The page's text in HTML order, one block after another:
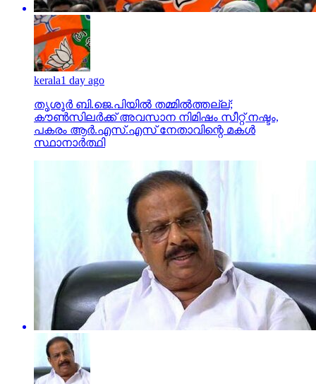
kerala1 day ago
തൃശൂര്‍ ബി.ജെ.പിയില്‍ തമ്മില്‍ത്തല്ല്;
കൗണ്‍സിലര്‍ക്ക് അവസാന നിമിഷം സീറ്റ് നഷ്ടം,
പകരം ആര്‍.എസ്.എസ് നേതാവിന്റെ മകള്‍
kerala2 days ago
ശബരിമല സ്വര്‍ണ്ണക്കൊള്ളയ്ക്ക് പിണറായി ടച്ച് ഉണ്ട്;